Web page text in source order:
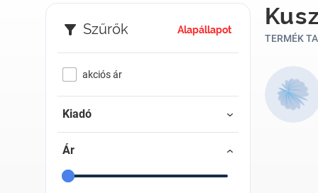
Szűrők Alapállapot
akciós ár
Kiadó
Ár
TERMÉK